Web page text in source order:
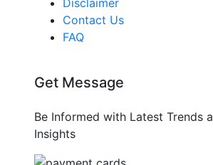
Contact Us
FAQ
Get Message
Be Informed with Latest Trends
Insights